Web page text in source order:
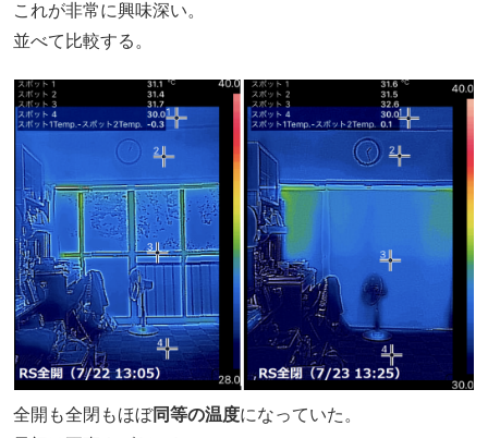
これが非常に興味深い。
並べて比較する。
全開も全閉もほぼ同等の温度になっていた。